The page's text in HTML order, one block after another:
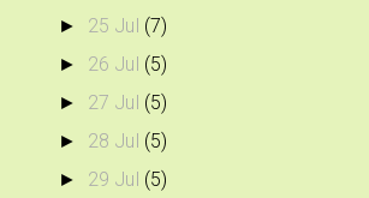
► 25 Jul (7)
► 26 Jul (5)
► 27 Jul (5)
► 28 Jul (5)
► 29 Jul (5)